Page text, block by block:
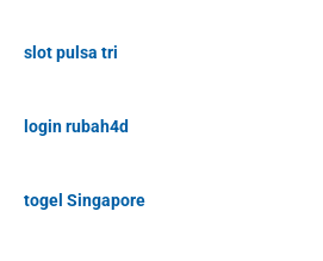
slot pulsa tri
login rubah4d
togel Singapore